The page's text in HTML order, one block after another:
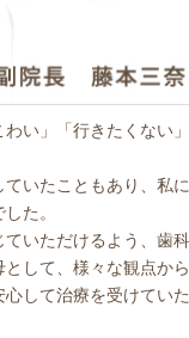
い」「行きたくない
いたこともあり、私
た。
いただけるよう、歯
して、様々な観点か
して治療を受けてい